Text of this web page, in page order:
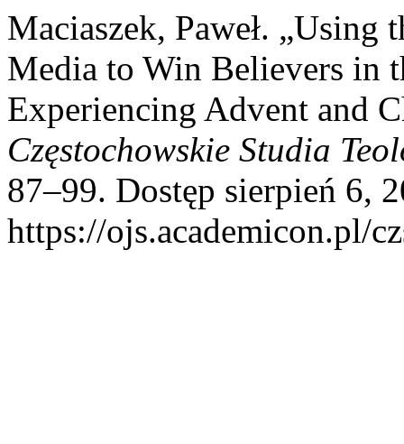
Maciaszek, Paweł.
Media to Win Believers in
Experiencing Advent and
Częstochowskie Studia
87–99. Dostęp sierpień 6,
https://ojs.academicon.pl/